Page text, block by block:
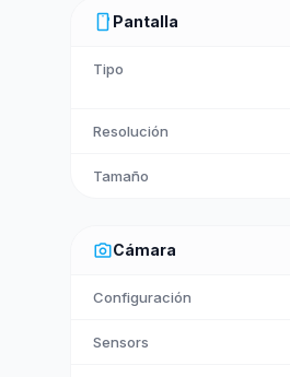
smartphone Pantalla
Tipo
Resolución
Tamaño
photo_cameraCámara
Configuración
Sensors